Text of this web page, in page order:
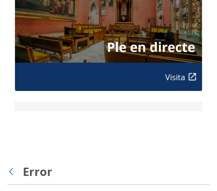
Visita
Vés enrere
Error